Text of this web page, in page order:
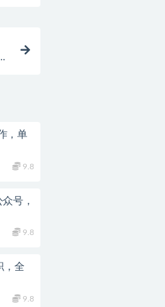
，单
9.8
号，
9.8
，全
9.8